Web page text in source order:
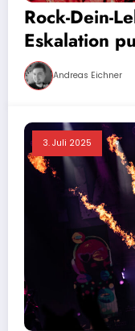
Rock-Dein-
Eskalation
Andreas Eichner
3. Juli 2025